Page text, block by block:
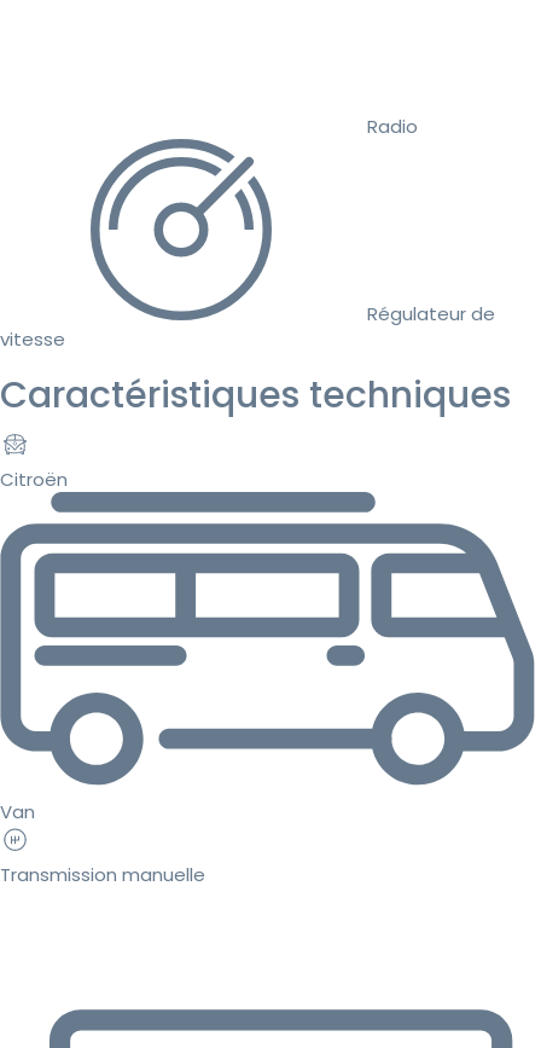
Radio
Régulateur de
vitesse
Caractéristiques techniques
Citroën
Van
Transmission manuelle